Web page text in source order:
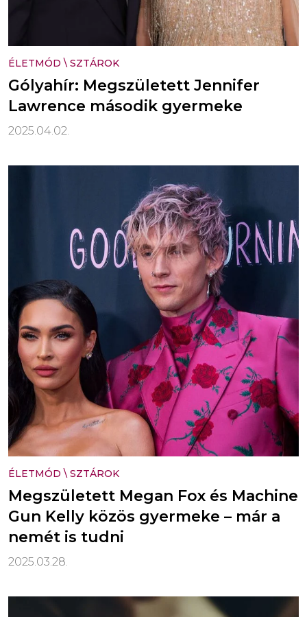
ÉLETMÓD \ SZTÁROK
Gólyahír: Megszületett Jennifer
Lawrence második gyermeke
2025.04.02.
ÉLETMÓD \ SZTÁROK
Megszületett Megan Fox és Machine
Gun Kelly közös gyermeke – már a
nemét is tudni
2025.03.28.